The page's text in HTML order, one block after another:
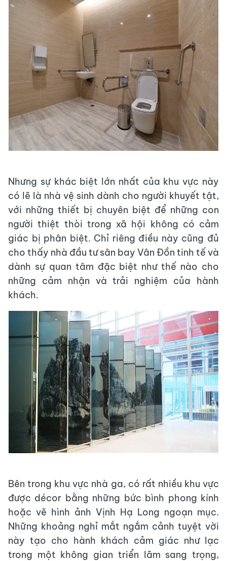
Nhưng sự khác biệt lớn nhất của khu vực này
có lẽ là nhà vệ sinh dành cho người khuyết tật,
với những thiết bị chuyên biệt để những con
người thiệt thòi trong xã hội không có cảm
giác bị phân biệt. Chỉ riêng điều này cũng đủ
cho thấy nhà đầu tư sân bay Vân Đồn tinh tế và
dành sự quan tâm đặc biệt như thế nào cho
những cảm nhận và trải nghiệm của hành
khách.
Bên trong khu vực nhà ga, có rất nhiều khu vực
được décor bằng những bức bình phong kính
hoặc vẽ hình ảnh Vịnh Hạ Long ngoạn mục.
Những khoảng nghỉ mắt ngắm cảnh tuyệt vời
này tạo cho hành khách cảm giác như lạc
trong một không gian triển lãm sang trọng,